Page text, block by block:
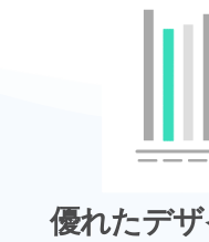
優れたデ